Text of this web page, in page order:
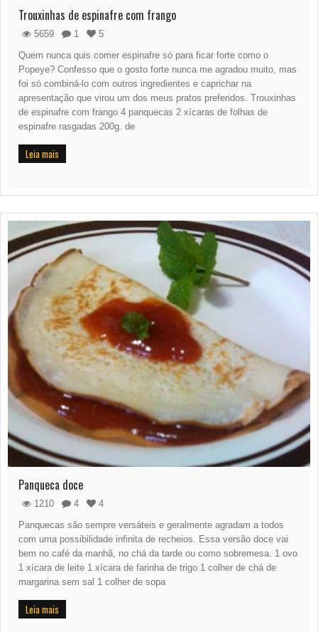
Trouxinhas de espinafre com frango
5659 1
5
Quem nunca quis comer espinafre só para ficar forte como o
Popeye? Confesso que o gosto forte nunca me agradou muito, mas
foi só combiná-lo com outros ingredientes e caprichar na
apresentação que virou um dos meus pratos preferidos. Trouxinhas
de espinafre com frango 4 panquecas 2 xícaras de folhas de
espinafre rasgadas 200g. de
Leia mais
Panqueca doce
1210 4
4
Panquecas são sempre versáteis e geralmente agradam a todos
com uma possibilidade infinita de recheios. Essa versão doce vai
bem no café da manhã, no chá da tarde ou como sobremesa. 1 ovo
1 xícara de leite 1 xícara de farinha de trigo 1 colher de chá de
margarina sem sal 1 colher de sopa
Leia mais